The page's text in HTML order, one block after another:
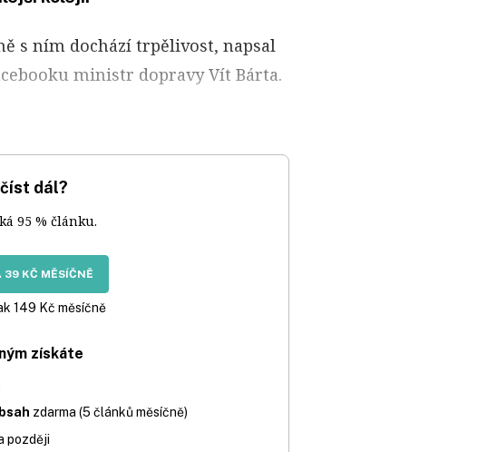
s ním dochází trpělivost, napsal
ministr dopravy Vít Bárta.
dál?
95 % článku.
39 KČ MĚSÍČNĚ
149 Kč měsíčně
získáte
zdarma (5 článků měsíčně)
později